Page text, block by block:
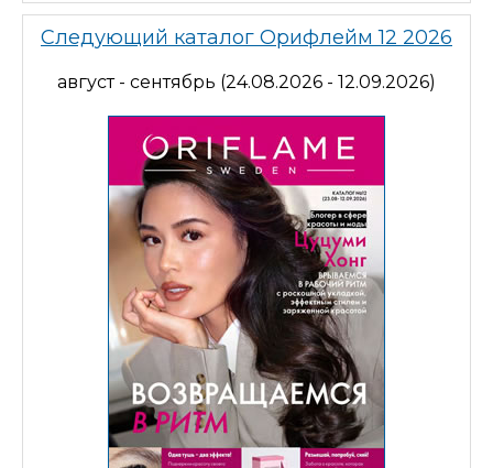
Следующий каталог Орифлейм 12 2026
август - сентябрь (24.08.2026 - 12.09.2026)